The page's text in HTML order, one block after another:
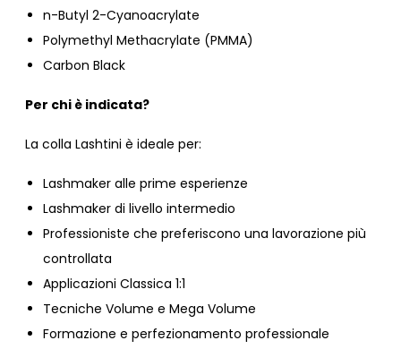
n-Butyl 2-Cyanoacrylate
Polymethyl Methacrylate (PMMA)
Carbon Black
Per chi è indicata?
La colla Lashtini è ideale per:
Lashmaker alle prime esperienze
Lashmaker di livello intermedio
Professioniste che preferiscono una lavorazione più
controllata
Applicazioni Classica 1:1
Tecniche Volume e Mega Volume
Formazione e perfezionamento professionale